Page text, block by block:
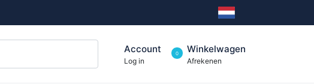
Account
Log in
0 Winkelwagen
Afrekenen